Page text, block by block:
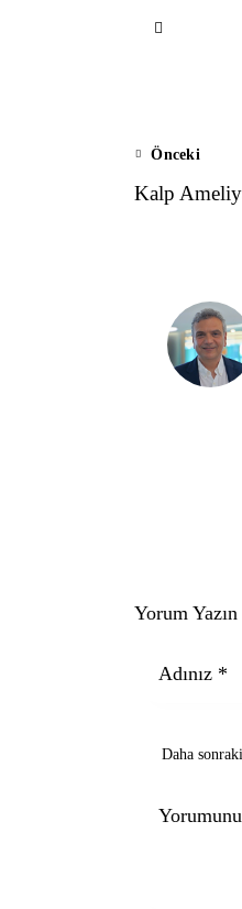
Önceki
Kalp
Yorum Yazın
Daha